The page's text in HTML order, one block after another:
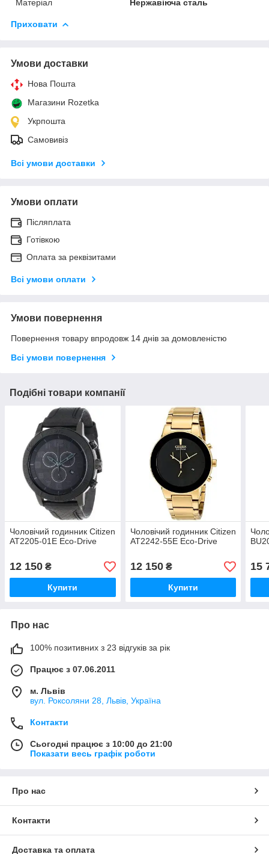
Матеріал
Нержавіюча сталь
Приховати
Умови доставки
Нова Пошта
Магазини Rozetka
Укрпошта
Самовивіз
Всі умови доставки
Умови оплати
Післяплата
Готівкою
Оплата за реквізитами
Всі умови оплати
Умови повернення
Повернення товару впродовж 14 днів за домовленістю
Всі умови повернення
Подібні товари компанії
Чоловічий годинник Citizen
AT2205-01E Eco-Drive
12 150 ₴
Купити
Чоловічий годинник Citizen
AT2242-55E Eco-Drive
12 150₴
Купити
15
Про нас
100% позитивних з 23 відгуків за рік
Працює з 07.06.2011
м. Львів
вул. Роксоляни 28, Львів, Україна
Контакти
Сьогодні працює з 10:00 до 21:00
Показати весь графік роботи
Про нас
Контакти
Доставка та оплата